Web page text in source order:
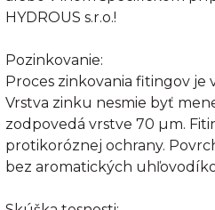
HYDROUS s.r.o.!
Pozinkovanie:
Proces zinkovania fitingov je
Vrstva zinku nesmie byť
zodpovedá vrstve 70 µm.
protikoróznej ochrany.
bez aromatických